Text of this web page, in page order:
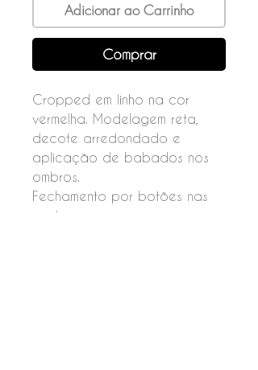
Adicionar ao Carrinho
Comprar
Cropped em linho na cor
vermelha. Modelagem reta,
decote arredondado e
aplicação de babados nos
ombros.
Fechamento por botões nas
costas.